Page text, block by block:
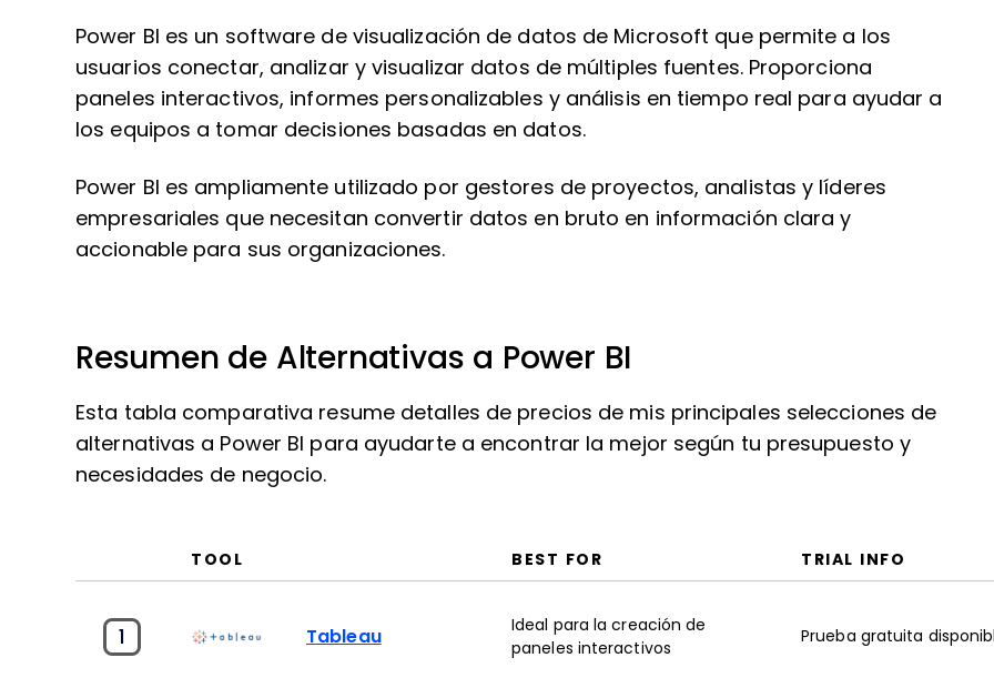
Power BI es un software de visualización de datos de Microsoft que permite a los
usuarios conectar, analizar y visualizar datos de múltiples fuentes. Proporciona
paneles interactivos, informes personalizables y análisis en tiempo real para ayudar a
los equipos a tomar decisiones basadas en datos.
Power BI es ampliamente utilizado por gestores de proyectos, analistas y líderes
empresariales que necesitan convertir datos en bruto en información clara y
accionable para sus organizaciones.
Resumen de Alternativas a Power BI
Esta tabla comparativa resume detalles de precios de mis principales selecciones de
alternativas a Power BI para ayudarte a encontrar la mejor según tu presupuesto y
necesidades de negocio.
TOOL BEST FOR TRIAL INFO
1 Tableau
Ideal para la creación de
paneles interactivos
Prueba gratuita